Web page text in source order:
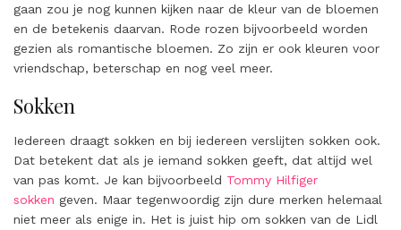
gaan zou je nog kunnen kijken naar de kleur van de bloemen
en de betekenis daarvan. Rode rozen bijvoorbeeld worden
gezien als romantische bloemen. Zo zijn er ook kleuren voor
vriendschap, beterschap en nog veel meer.
Sokken
Iedereen draagt sokken en bij iedereen verslijten sokken ook.
Dat betekent dat als je iemand sokken geeft, dat altijd wel
van pas komt. Je kan bijvoorbeeld Tommy Hilfiger
sokken geven. Maar tegenwoordig zijn dure merken helemaal
niet meer als enige in. Het is juist hip om sokken van de Lidl